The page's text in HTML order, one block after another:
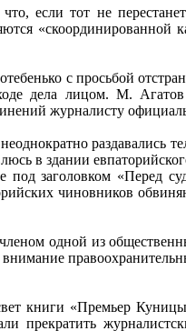
если тот не
«скоординированной
с просьбой
дела лицом. М.
журналисту
раздавались
в здании
заголовком «Перед
чиновников
одной из
книги «Премьер